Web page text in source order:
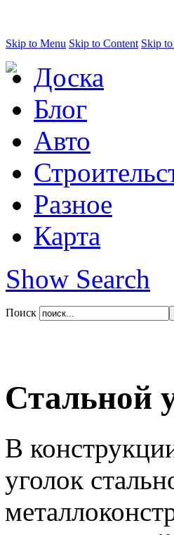
Skip to Menu Skip to Content Skip
Доска
Блог
Авто
Разное
Карта
Show Search
Поиск
Стальной
В
уголок